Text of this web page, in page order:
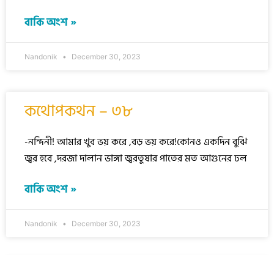
বাকি অংশ »
Nandonik December 30, 2023
কথোপকথন – ৩৮
-নন্দিনী! আমার খুব ভয় করে ,বড় ভয় করে!কোনও একদিন বুঝি
জ্বর হবে ,দরজা দালান ভাঙ্গা জ্বরতুষার পাতের মত আগুনের ঢল
বাকি অংশ »
Nandonik December 30, 2023